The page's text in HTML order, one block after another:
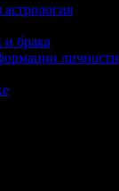
брака
личности